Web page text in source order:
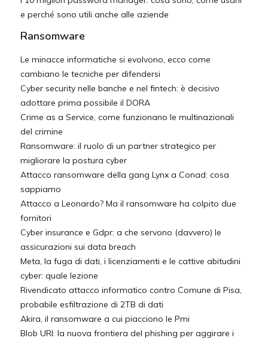
e perché sono utili anche alle aziende
Ransomware
Le minacce informatiche si evolvono, ecco come
cambiano le tecniche per difendersi
Cyber security nelle banche e nel fintech: è decisivo
adottare prima possibile il DORA
Crime as a Service, come funzionano le multinazionali
del crimine
Ransomware: il ruolo di un partner strategico per
migliorare la postura cyber
Attacco ransomware della gang Lynx a Conad: cosa
sappiamo
Attacco a Leonardo? Ma il ransomware ha colpito due
fornitori
Cyber insurance e Gdpr: a che servono (davvero) le
assicurazioni sui data breach
Meta, la fuga di dati, i licenziamenti e le cattive abitudini
cyber: quale lezione
Rivendicato attacco informatico contro Comune di Pisa,
probabile esfiltrazione di 2TB di dati
Akira, il ransomware a cui piacciono le Pmi
Blob URI: la nuova frontiera del phishing per aggirare i